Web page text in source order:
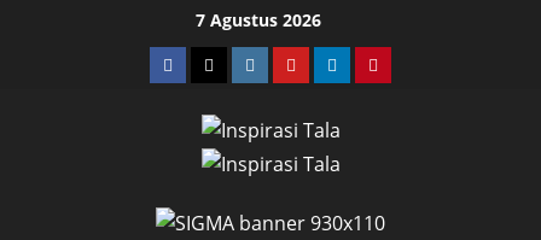
7 Agustus 2026
Facebook
TwitterInstagram
YouTubeLinkedInPinterest